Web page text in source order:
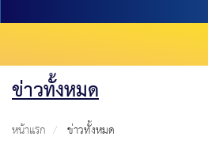
ข่าวทั้งหมด
หน้าแรก ข่าวทั้งหมด